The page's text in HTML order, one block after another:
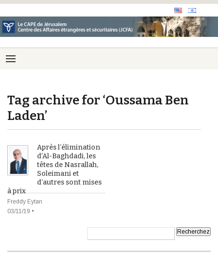
Tag archive for ‘Oussama Ben
Laden’
Après l’élimination
d’Al-Baghdadi, les
têtes de Nasrallah,
Soleimani et
d’autres sont mises
à prix
Freddy Eytan
03/11/19 •